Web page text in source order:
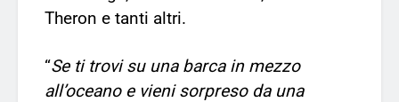
Theron e tanti altri.
“Se ti trovi su una barca in mezzo
all’oceano e vieni sorpreso da una